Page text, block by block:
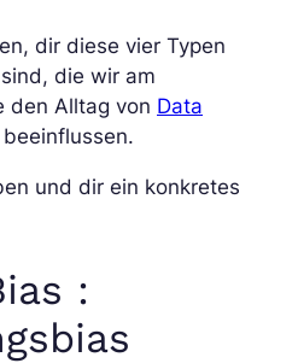
dir diese vier Typen
die wir am
den Alltag von Data
beeinflussen.
und dir ein konkretes
: